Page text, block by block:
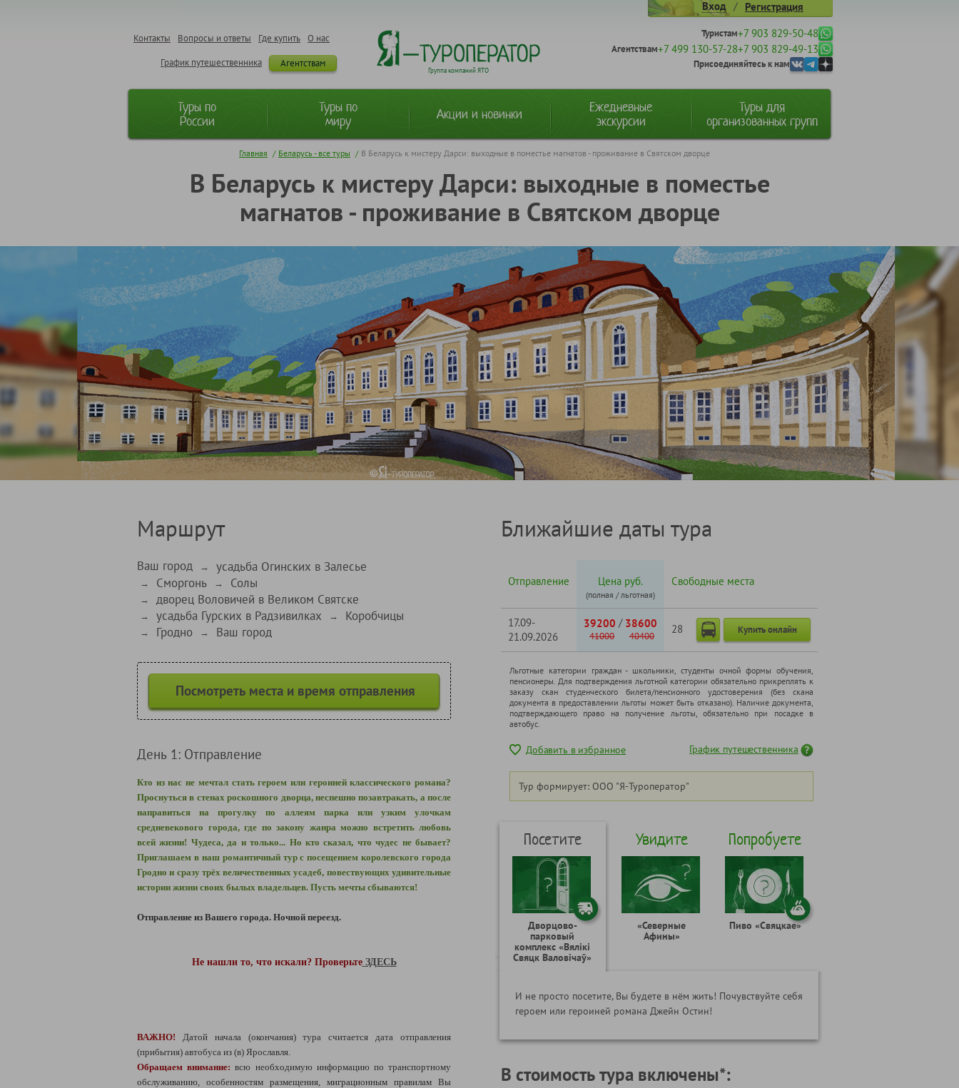
Вход / Регистрация
О нас
Где купить
Вопросы и ответы
Контакты
Агентствам
График путешественника
Группа компаний ЯТО
Туристам+7 903 829-50-48
Агентствам+7 499 130-57-28+7 903 829-49-13
Присоединяйтесь к нам
Туры по
России
Туры по
миру
Акции и новинки
Ежедневные
экскурсии
Туры для
организованных групп
Главная / Беларусь - все туры / В Беларусь к мистеру Дарси: выходные в поместье магнатов - проживание в Святском дворце
В Беларусь к мистеру Дарси: выходные в поместье
магнатов - проживание в Святском дворце
Маршрут
Ваш город → усадьба Огинских в Залесье
→ Сморгонь → Солы
→ дворец Воловичей в Великом Святске
→ усадьба Гурских в Радзивилках → Коробчицы
→ Гродно → Ваш город
Посмотреть места и время отправления
День 1: Отправление
Кто из нас не мечтал стать героем или героиней классического романа?
Проснуться в стенах роскошного дворца, неспешно позавтракать, а после
направиться на прогулку по аллеям парка или узким улочкам
средневекового города, где по закону жанра можно встретить любовь
всей жизни! Чудеса, да и только... Но кто сказал, что чудес не бывает?
Приглашаем в наш романтичный тур с посещением королевского города
Гродно и сразу трёх величественных усадеб, повествующих удивительные
истории жизни своих былых владельцев. Пусть мечты сбываются!
Отправление из Вашего города. Ночной переезд.
Не нашли то, что искали? Проверьте ЗДЕСЬ
ВАЖНО!
Датой начала (окончания) тура считается дата отправления
(прибытия) автобуса из (в) Ярославля.
Обращаем внимание: всю необходимую информацию по транспортному
обслуживанию, особенностям размещения, миграционным правилам Вы
Ближайшие даты тура
Отправление Цена руб.
(полная / льготная)
Свободные места
17.09-
21.09.2026
39200 / 38600
41000 40400
28 Купить онлайн
Льготные категории граждан - школьники, cтуденты очной формы обучения,
пенсионеры. Для подтверждения льготной категории обязательно прикреплять к
заказу скан студенческого билета/пенсионного удостоверения (без скана
документа в предоставлении льготы может быть отказано). Наличие документа,
подтверждающего право на получение льготы, обязательно при посадке в
автобус.
Добавить в избранное График путешественника
Тур формирует: ООО "Я-Туроператор"
Посетите
Дворцово-
парковый
комплекс «Вялікі
Свяцк Валовічаў»
Увидите
«Северные
Афины»
Попробуете
Пиво «Свяцкае»
И не просто посетите, Вы будете в нём жить! Почувствуйте себя
героем или героиней романа Джейн Остин!
В стоимость тура включены*: